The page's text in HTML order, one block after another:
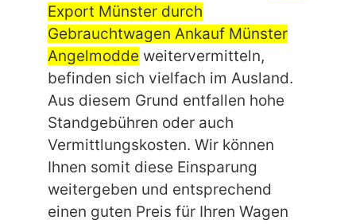
Export Münster durch
Gebrauchtwagen Ankauf Münster
Angelmodde weitervermitteln,
befinden sich vielfach im Ausland.
Aus diesem Grund entfallen hohe
Standgebühren oder auch
Vermittlungskosten. Wir können
Ihnen somit diese Einsparung
weitergeben und entsprechend
einen guten Preis für Ihren Wagen